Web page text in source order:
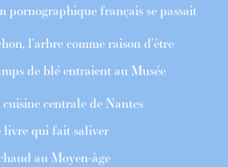
pornographique français se passait
l’arbre comme raison d’être
de blé entraient au Musée
centrale de Nantes
livre qui fait saliver
au Moyen-âge